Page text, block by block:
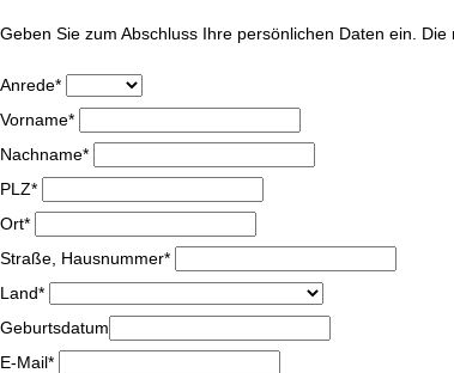
Geben Sie zum Abschluss Ihre persönlichen Daten ein.
Anrede*
Vorname*
Nachname*
PLZ*
Ort*
Straße, Hausnummer*
Land*
Geburtsdatum
E-Mail*